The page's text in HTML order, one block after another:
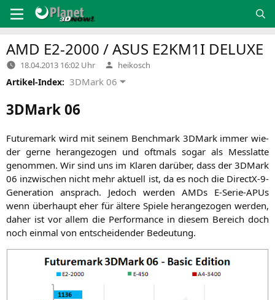
Inhalt
springen
AMD E2-2000 /ASUS E2KM1I DELUXE
18.04.2013 16:02 Uhr Verfasst
von
heikosch
Artikel-Index: 3DMark 06
3DMark 06
Future­mark wird mit sei­nem Bench­mark 3DMark immer wie­
der ger­ne her­an­ge­zo­gen und oft­mals sogar als Mess­lat­te
genom­men. Wir sind uns im Kla­ren dar­über, dass der 3DMark
06 inzwi­schen nicht mehr aktu­ell ist, da es noch die DirectX-9-
Gene­ra­ti­on ansprach. Jedoch wer­den AMDs E‑Se­rie-APUs
wenn über­haupt eher für älte­re Spie­le her­an­ge­zo­gen wer­den,
daher ist vor allem die Per­for­mance in die­sem Bereich doch
noch ein­mal von ent­schei­den­der Bedeutung.